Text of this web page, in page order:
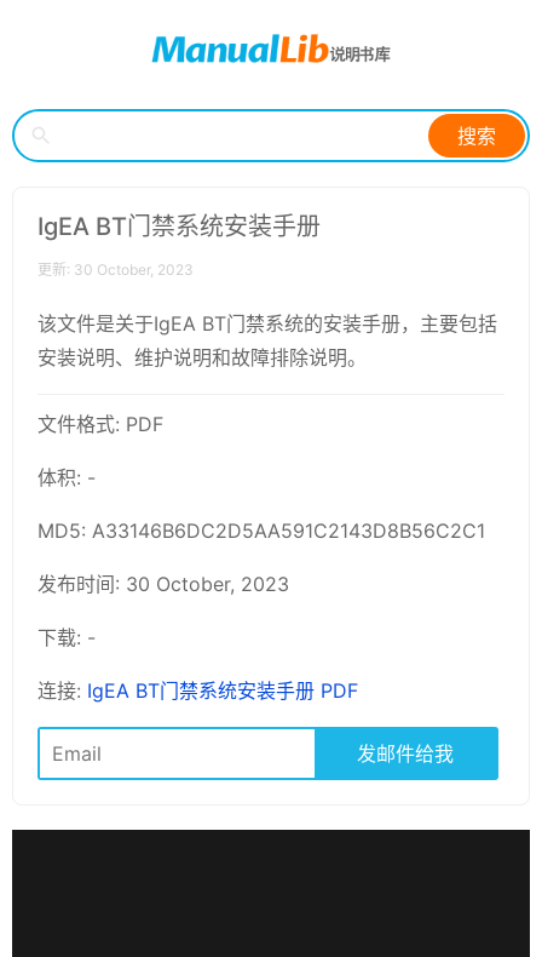
搜索
IgEA BT门禁系统安装手册
更新: 30 October, 2023
该文件是关于IgEA BT门禁系统的安装手册，主要包括
安装说明、维护说明和故障排除说明。
文件格式: PDF
体积: -
MD5: A33146B6DC2D5AA591C2143D8B56C2C1
发布时间: 30 October, 2023
下载: -
连接: IgEA BT门禁系统安装手册 PDF
发邮件给我